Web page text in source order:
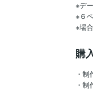
※デ
※６
※場
購
・
・